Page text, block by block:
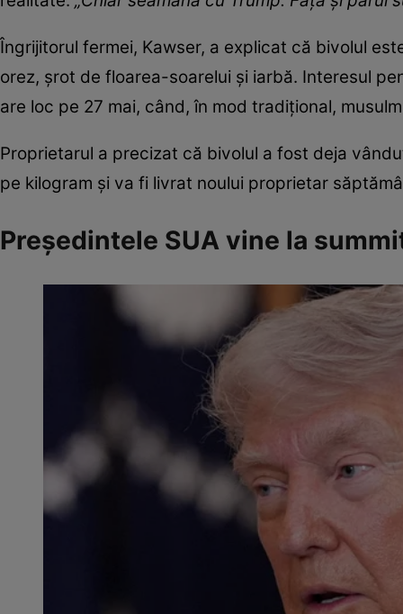
Îngrijitorul fermei, Kawser, a explicat că bivolul
orez, șrot de floarea-soarelui și iarbă. Interesul
are loc pe 27 mai, când, în mod tradițional,
Proprietarul a precizat că bivolul a fost deja
pe kilogram și va fi livrat noului proprietar
Președintele SUA vine la